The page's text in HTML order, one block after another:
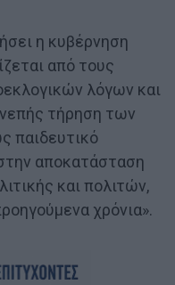
η κυβέρνηση
από τους
λόγων και
τήρηση των
παιδευτικό
αποκατάσταση
και πολιτών,
χρόνια».